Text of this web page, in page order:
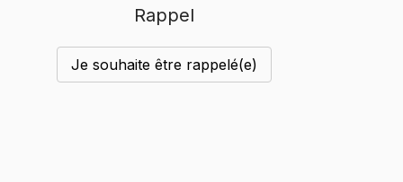
Rappel
Je souhaite être rappelé(e)